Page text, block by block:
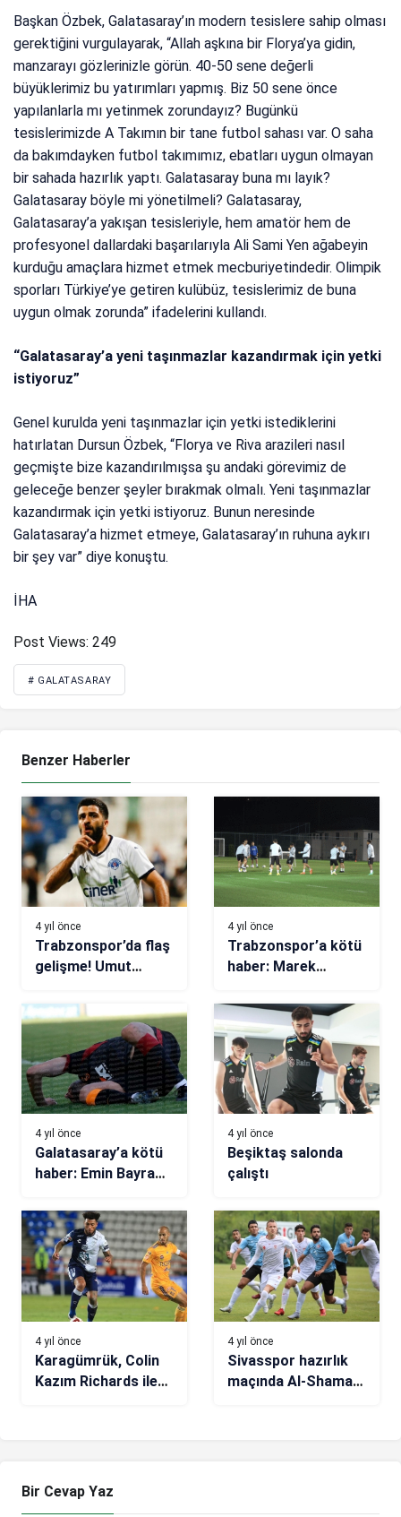
Başkan Özbek, Galatasaray’ın modern tesislere sahip olması
gerektiğini vurgulayarak, “Allah aşkına bir Florya’ya gidin,
manzarayı gözlerinizle görün. 40-50 sene değerli
büyüklerimiz bu yatırımları yapmış. Biz 50 sene önce
yapılanlarla mı yetinmek zorundayız? Bugünkü
tesislerimizde A Takımın bir tane futbol sahası var. O saha
da bakımdayken futbol takımımız, ebatları uygun olmayan
bir sahada hazırlık yaptı. Galatasaray buna mı layık?
Galatasaray böyle mi yönetilmeli? Galatasaray,
Galatasaray’a yakışan tesisleriyle, hem amatör hem de
profesyonel dallardaki başarılarıyla Ali Sami Yen ağabeyin
kurduğu amaçlara hizmet etmek mecburiyetindedir. Olimpik
sporları Türkiye’ye getiren kulübüz, tesislerimiz de buna
uygun olmak zorunda” ifadelerini kullandı.
“Galatasaray’a yeni taşınmazlar kazandırmak için yetki
istiyoruz”
Genel kurulda yeni taşınmazlar için yetki istediklerini
hatırlatan Dursun Özbek, “Florya ve Riva arazileri nasıl
geçmişte bize kazandırılmışsa şu andaki görevimiz de
geleceğe benzer şeyler bırakmak olmalı. Yeni taşınmazlar
kazandırmak için yetki istiyoruz. Bunun neresinde
Galatasaray’a hizmet etmeye, Galatasaray’ın ruhuna aykırı
bir şey var” diye konuştu.
İHA
Post Views: 249
# GALATASARAY
Benzer Haberler
4 yıl önce
Trabzonspor’da flaş
gelişme! Umut
sona doğru
4 yıl önce
Trabzonspor’a kötü
haber: Marek
4 yıl önce
Galatasaray’a kötü
haber: Emin Bayram
4 yıl önce
Beşiktaş salonda
çalıştı
4 yıl önce
Karagümrük, Colin
Kazım Richards ile
4 yıl önce
Sivasspor hazırlık
maçında Al-Shamal’ı
Bir Cevap Yaz